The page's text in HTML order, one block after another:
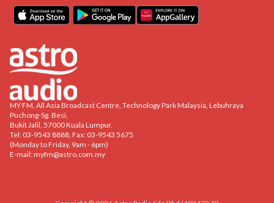
MY FM, All Asia Broadcast Centre, Technology Park Malaysia, Lebuhraya
Puchong-Sg. Besi,
Bukit Jalil, 57000 Kuala Lumpur.
Tel: 03-9543 8888, Fax: 03-9543 5675
(Monday to Friday, 9am - 6pm)
E-mail:myfm@astro.com.my